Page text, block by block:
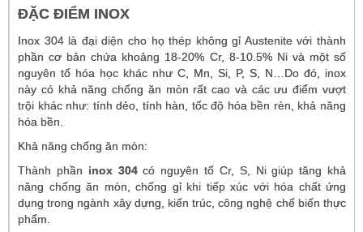
ĐẶC ĐIỂM INOX
Inox 304 là đại diện cho họ thép không gỉ Austenite với thành
phần cơ bản chứa khoảng 18-20% Cr, 8-10.5% Ni và một số
nguyên tố hóa học khác như C, Mn, Si, P, S, N…Do đó, inox
này có khả năng chống ăn mòn rất cao và các ưu điểm vượt
trội khác như: tính dẻo, tính hàn, tốc độ hóa bền rèn, khả năng
hóa bền.
Khả năng chống ăn mòn:
Thành phần inox 304có nguyên tố Cr, S, Ni giúp tăng khả
năng chống ăn mòn, chống gỉ khi tiếp xúc với hóa chất ứng
dụng trong ngành xây dựng, kiến trúc, công nghệ chế biến thực
phẩm.